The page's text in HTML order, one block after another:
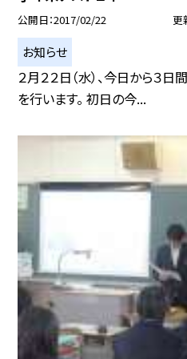
公開日 2017/02/22 更
お知らせ
２月２２日（水）、今日から３日
を行います。 初日の今...